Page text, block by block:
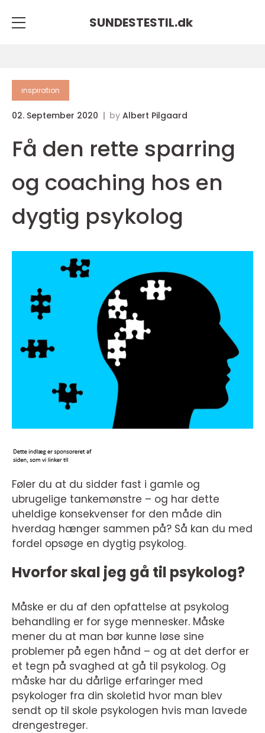
SUNDESTESTIL.dk
inspiration
02. September 2020 by Albert Pilgaard
Få den rette sparring
og coaching hos en
dygtig psykolog
Føler du at du sidder fast i gamle og
ubrugelige tankemønstre – og har dette
uheldige konsekvenser for den måde din
hverdag hænger sammen på? Så kan du med
fordel opsøge en dygtig psykolog.
Hvorfor skal jeg gå til psykolog?
Måske er du af den opfattelse at psykolog
behandling er for syge mennesker. Måske
mener du at man bør kunne løse sine
problemer på egen hånd – og at det derfor er
et tegn på svaghed at gå til psykolog. Og
måske har du dårlige erfaringer med
psykologer fra din skoletid hvor man blev
sendt op til skole psykologen hvis man lavede
drengestreger.